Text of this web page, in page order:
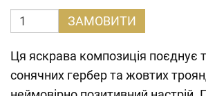
ЗАМОВИТИ
Ця яскрава композиція поєднує
сонячних гербер та жовтих